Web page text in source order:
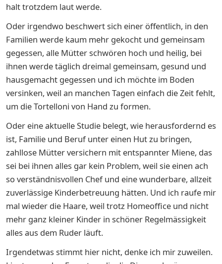
halt trotzdem laut werde.
Oder irgendwo beschwert sich einer öffentlich, in den
Familien werde kaum mehr gekocht und gemeinsam
gegessen, alle Mütter schwören hoch und heilig, bei
ihnen werde täglich dreimal gemeinsam, gesund und
hausgemacht gegessen und ich möchte im Boden
versinken, weil an manchen Tagen einfach die Zeit fehlt,
um die Tortelloni von Hand zu formen.
Oder eine aktuelle Studie belegt, wie herausfordernd es
ist, Familie und Beruf unter einen Hut zu bringen,
zahllose Mütter versichern mit entspannter Miene, das
sei bei ihnen alles gar kein Problem, weil sie einen ach
so verständnisvollen Chef und eine wunderbare, allzeit
zuverlässige Kinderbetreuung hätten. Und ich raufe mir
mal wieder die Haare, weil trotz Homeoffice und nicht
mehr ganz kleiner Kinder in schöner Regelmässigkeit
alles aus dem Ruder läuft.
Irgendetwas stimmt hier nicht, denke ich mir zuweilen.